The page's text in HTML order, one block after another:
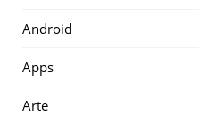
Android
Apps
Arte